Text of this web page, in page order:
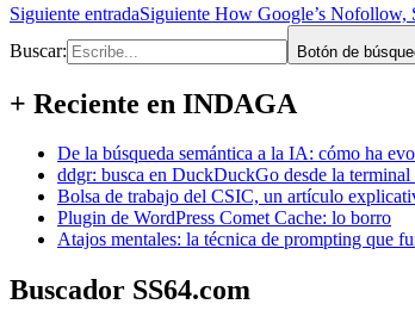
Siguiente entradaSiguiente How Google’s Nofollow,
Buscar:
Botón de
+ Reciente en INDAGA
De la búsqueda semántica a la IA: cómo ha
ddgr: busca en DuckDuckGo desde la
Bolsa de trabajo del CSIC, un artículo
Plugin de WordPress Comet Cache: lo borro
Atajos mentales: la técnica de prompting que
Buscador SS64.com